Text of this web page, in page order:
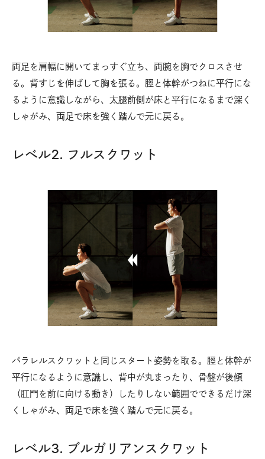
両足を肩幅に開いてまっすぐ立ち、両腕を胸でクロスさせ
る。背すじを伸ばして胸を張る。脛と体幹がつねに平行にな
るように意識しながら、太腿前側が床と平行になるまで深く
しゃがみ、両足で床を強く踏んで元に戻る。
レベル2. フルスクワット
パラレルスクワットと同じスタート姿勢を取る。脛と体幹が
平行になるように意識し、背中が丸まったり、骨盤が後傾
（肛門を前に向ける動き）したりしない範囲でできるだけ深
くしゃがみ、両足で床を強く踏んで元に戻る。
レベル3. ブルガリアンスクワット